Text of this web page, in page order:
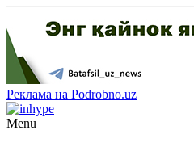
Реклама на Podrobno.uz
Menu